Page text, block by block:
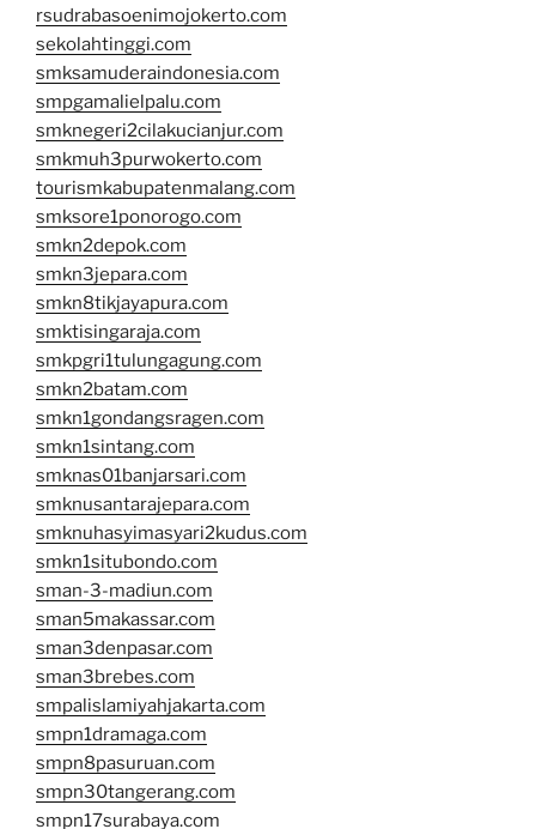
rsudrabasoenimojokerto.com
sekolahtinggi.com
smksamuderaindonesia.com
smpgamalielpalu.com
smknegeri2cilakucianjur.com
smkmuh3purwokerto.com
tourismkabupatenmalang.com
smksore1ponorogo.com
smkn2depok.com
smkn3jepara.com
smkn8tikjayapura.com
smktisingaraja.com
smkpgri1tulungagung.com
smkn2batam.com
smkn1gondangsragen.com
smkn1sintang.com
smknas01banjarsari.com
smknusantarajepara.com
smknuhasyimasyari2kudus.com
smkn1situbondo.com
sman-3-madiun.com
sman5makassar.com
sman3denpasar.com
sman3brebes.com
smpalislamiyahjakarta.com
smpn1dramaga.com
smpn8pasuruan.com
smpn30tangerang.com
smpn17surabaya.com